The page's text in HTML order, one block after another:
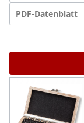
PDF-Datenblatt